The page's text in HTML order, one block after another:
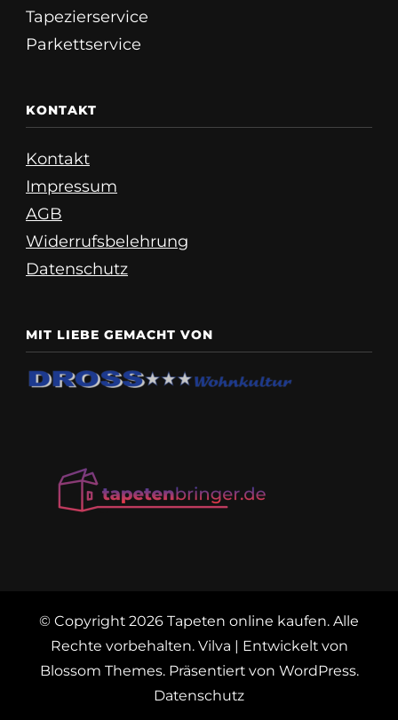
Tapezierservice
Parkettservice
KONTAKT
Kontakt
Impressum
AGB
Widerrufsbelehrung
Datenschutz
MIT LIEBE GEMACHT VON
© Copyright 2026 Tapeten online kaufen. Alle
Rechte vorbehalten.Vilva | Entwickelt von
Blossom Themes. Präsentiert von WordPress.
Datenschutz